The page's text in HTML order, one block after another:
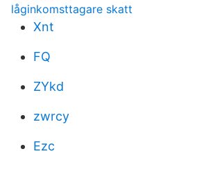
låginkomsttagare skatt
Xnt
FQ
ZYkd
zwrcy
Ezc